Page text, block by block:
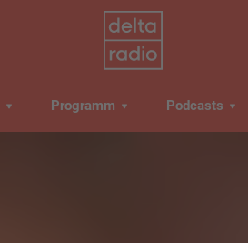
Programm Podcasts